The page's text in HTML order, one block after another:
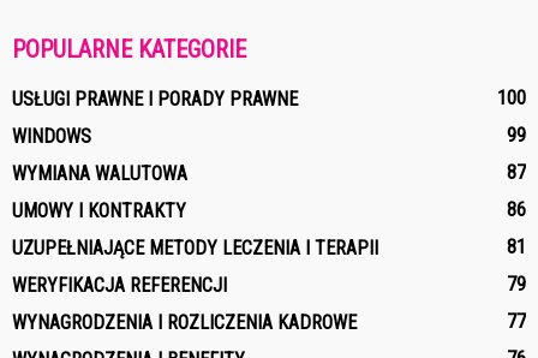
POPULARNE KATEGORIE
USŁUGI PRAWNE I PORADY PRAWNE
100
WINDOWS
99
WYMIANA WALUTOWA
87
UMOWY I KONTRAKTY
86
UZUPEŁNIAJĄCE METODY LECZENIA I TERAPII
81
WERYFIKACJA REFERENCJI
79
WYNAGRODZENIA I ROZLICZENIA KADROWE
77